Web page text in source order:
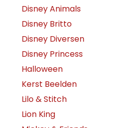
Disney Animals
Disney Britto
Disney Diversen
Disney Princess
Halloween
Kerst Beelden
Lilo & Stitch
Lion King